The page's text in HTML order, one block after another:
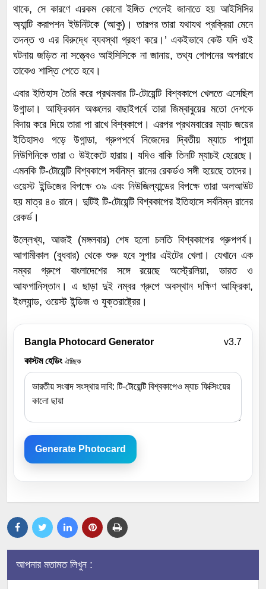
থাকে, সে কারণে এরকম কোনো ইঙ্গিত পেলেই জানাতে হয় আইসিসির
অ্যান্টি করাপশন ইউনিটকে (আকু)। তারপর তারা যথাযথ প্রক্রিয়া মেনে
তদন্ত ও এর বিরুদ্ধে ব্যবস্থা গ্রহণ করে।’ একইভাবে কেউ যদি ওই
ঘটনায় জড়িত না সত্ত্বেও আইসিসিকে না জানায়, তথ্য গোপনের অপরাধে
তাকেও শাস্তি পেতে হবে।
এবার ইতিহাস তৈরি করে প্রথমবার টি-টোয়েন্টি বিশ্বকাপে খেলতে এসেছিল
উগান্ডা। আফ্রিকান অঞ্চলের বাছাইপর্বে তারা জিম্বাবুয়ের মতো দেশকে
বিদায় করে দিয়ে তারা পা রাখে বিশ্বকাপে। এরপর প্রথমবারের ম্যাচ জয়ের
ইতিহাসও গড়ে উগান্ডা, গ্রুপপর্বে নিজেদের দ্বিতীয় ম্যাচে পাপুয়া
নিউগিনিকে তারা ৩ উইকেটে হারায়। যদিও বাকি তিনটি ম্যাচই হেরেছে।
এমনকি টি-টোয়েন্টি বিশ্বকাপে সর্বনিম্ন রানের রেকর্ডও সঙ্গী হয়েছে তাদের।
ওয়েস্ট ইন্ডিজের বিপক্ষে ৩৯ এবং নিউজিল্যান্ডের বিপক্ষে তারা অলআউট
হয় মাত্র ৪০ রানে। দুটিই টি-টোয়েন্টি বিশ্বকাপের ইতিহাসে সর্বনিম্ন রানের
রেকর্ড।
উল্লেখ্য, আজই (মঙ্গলবার) শেষ হলো চলতি বিশ্বকাপের গ্রুপপর্ব।
আগামীকাল (বুধবার) থেকে শুরু হবে সুপার এইটের খেলা। যেখানে এক
নম্বর গ্রুপে বাংলাদেশের সঙ্গে রয়েছে অস্ট্রেলিয়া, ভারত ও
আফগানিস্তান। এ ছাড়া দুই নম্বর গ্রুপে অবস্থান দক্ষিণ আফ্রিকা,
ইংল্যান্ড, ওয়েস্ট ইন্ডিজ ও যুক্তরাষ্ট্রের।
Bangla Photocard Generator
v3.7
কাস্টম হেডিং ঐচ্ছিক
Generate Photocard
আপনার মতামত লিখুন :